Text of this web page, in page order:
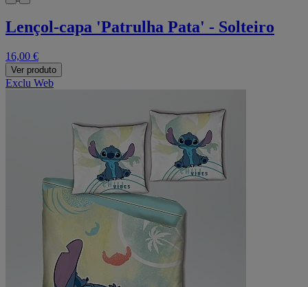
Lençol-capa 'Patrulha Pata' - Solteiro
16,00 €
Ver produto
Exclu Web